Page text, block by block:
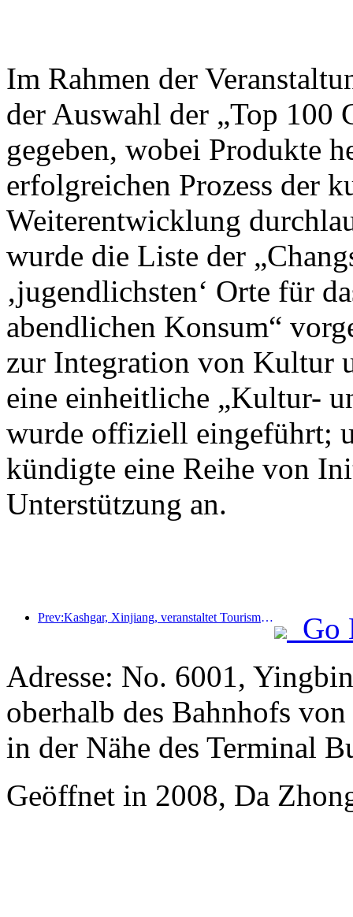
Im Rahmen der
der Auswahl der „Top 100
gegeben, wobei Produkte
erfolgreichen Prozess der
Weiterentwicklung
wurde die Liste der
‚jugendlichsten‘ Orte für
abendlichen Konsum“
zur Integration von Kultur
eine einheitliche „Kultur-
wurde offiziell eingeführt;
kündigte eine Reihe von
Unterstützung an.
Prev:Kashgar, Xinjiang, veranstaltet Tourismus-Werbeevent zur Förderung des interethnischen Austauschs.
Go
Adresse: No. 6001,
oberhalb des Bahnhofs
in der Nähe des Terminal
Geöffnet in 2008, Da